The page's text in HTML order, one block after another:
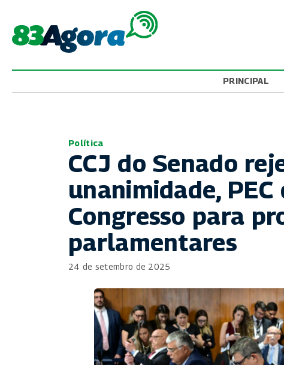
PRINCIPAL
Política
CCJ do Senado
unanimidade,
Congresso para
parlamentares
24 de setembro de 2025